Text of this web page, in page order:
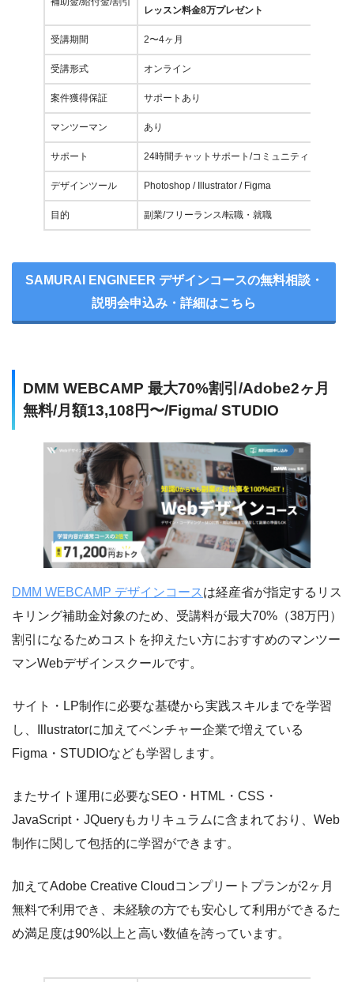
レッスン料金8万プレゼント
受講期間 2〜4ヶ月
受講形式 オンライン
案件獲得保証 サポートあり
マンツーマン あり
サポート 24時間チャットサポート/コミュニティ
デザインツール Photoshop / Illustrator / Figma
目的 副業/フリーランス/転職・就職
SAMURAI ENGINEER デザインコースの無料相談・
説明会申込み・詳細はこちら
DMM WEBCAMP 最大70%割引/Adobe2ヶ月
無料/月額13,108円〜/Figma/ STUDIO
DMM WEBCAMP デザインコース は経産省が指定するリス
キリング補助金対象のため、受講料が最大70%（38万円）
割引になるためコストを抑えたい方におすすめのマンツー
マンWebデザインスクールです。
サイト・LP制作に必要な基礎から実践スキルまでを学習
し、Illustratorに加えてベンチャー企業で増えている
Figma・STUDIOなども学習します。
またサイト運用に必要なSEO・HTML・CSS・
JavaScript・JQueryもカリキュラムに含まれており、Web
制作に関して包括的に学習ができます。
加えてAdobe Creative Cloudコンプリートプランが2ヶ月
無料で利用でき、未経験の方でも安心して利用ができるた
め満足度は90%以上と高い数値を誇っています。